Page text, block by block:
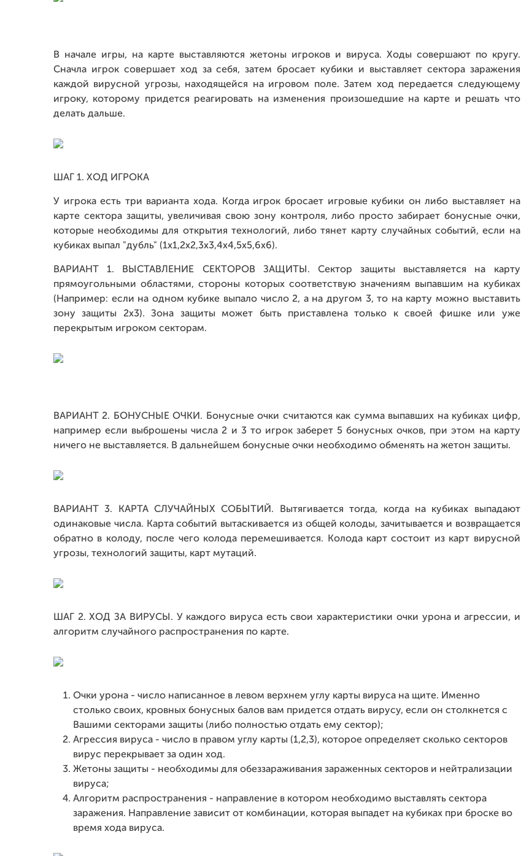
В начале игры, на карте выставляются жетоны игроков и вируса. Ходы совершают по кругу.
Сначла игрок совершает ход за себя, затем бросает кубики и выставляет сектора заражения
каждой вирусной угрозы, находящейся на игровом поле. Затем ход передается следующему
игроку, которому придется реагировать на изменения произошедшие на карте и решать что
делать дальше.
ШАГ 1. ХОД ИГРОКА
У игрока есть три варианта хода. Когда игрок бросает игровые кубики он либо выставляет на
карте сектора защиты, увеличивая свою зону контроля, либо просто забирает бонусные очки,
которые необходимы для открытия технологий, либо тянет карту случайных событий, если на
кубиках выпал "дубль" (1х1,2х2,3х3,4х4,5х5,6х6).
ВАРИАНТ 1. ВЫСТАВЛЕНИЕ СЕКТОРОВ ЗАЩИТЫ. Сектор защиты выставляется на карту
прямоугольными областями, стороны которых соответствую значениям выпавшим на кубиках
(Например: если на одном кубике выпало число 2, а на другом 3, то на карту можно выставить
зону защиты 2х3). Зона защиты может быть приставлена только к своей фишке или уже
перекрытым игроком секторам.
ВАРИАНТ 2. БОНУСНЫЕ ОЧКИ. Бонусные очки считаются как сумма выпавших на кубиках цифр,
например если выброшены числа 2 и 3 то игрок заберет 5 бонусных очков, при этом на карту
ничего не выставляется. В дальнейшем бонусные очки необходимо обменять на жетон защиты.
ВАРИАНТ 3. КАРТА СЛУЧАЙНЫХ СОБЫТИЙ. Вытягивается тогда, когда на кубиках выпадают
одинаковые числа. Карта событий вытаскивается из общей колоды, зачитывается и возвращается
обратно в колоду, после чего колода перемешивается. Колода карт состоит из карт вирусной
угрозы, технологий защиты, карт мутаций.
ШАГ 2. ХОД ЗА ВИРУСЫ. У каждого вируса есть свои характеристики очки урона и агрессии, и
алгоритм случайного распространения по карте.
Очки урона - число написанное в левом верхнем углу карты вируса на щите. Именно
столько своих, кровных бонусных балов вам придется отдать вирусу, если он столкнется с
Вашими секторами защиты (либо полностью отдать ему сектор);
Агрессия вируса - число в правом углу карты (1,2,3), которое определяет сколько секторов
вирус перекрывает за один ход.
Жетоны защиты - необходимы для обеззараживания зараженных секторов и нейтрализации
вируса;
Алгоритм распространения - направление в котором необходимо выставлять сектора
заражения. Направление зависит от комбинации, которая выпадет на кубиках при броске во
время хода вируса.